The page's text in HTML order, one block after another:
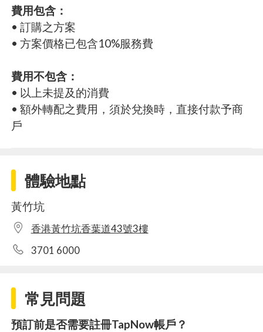
費用包含：
• 訂購之方案
• 方案價格已包含10%服務費
費用不包含：
• 以上未提及的消費
• 額外轉配之費用，須於兌換時，直接付款予商
戶
體驗地點
黃竹坑
香港黃竹坑香葉道43號3樓
3701 6000
常見問題
預訂前是否需要註冊TapNow帳戶？